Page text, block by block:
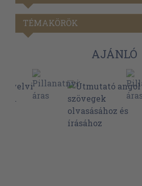
TÉMAKÖRÖK
AJÁNLÓ